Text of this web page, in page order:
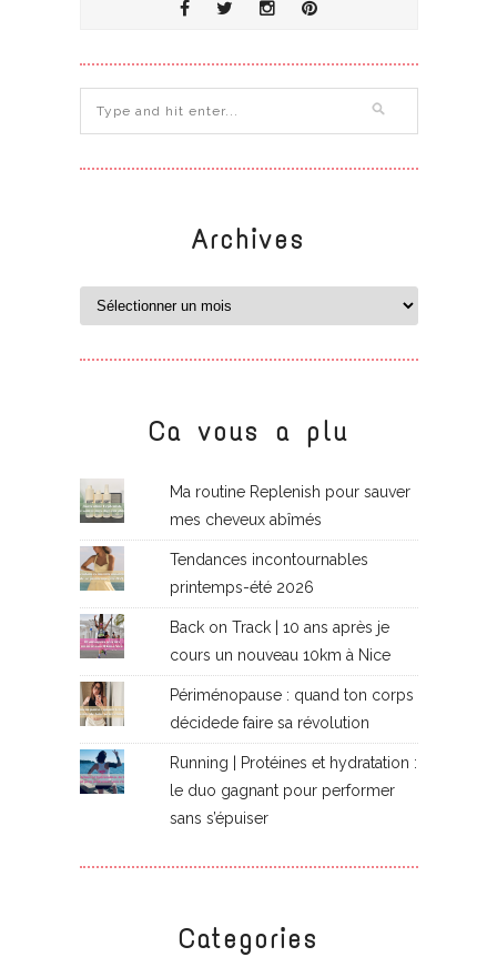
Archives
Ca vous a plu
Ma routine Replenish pour sauver
mes cheveux abîmés
Tendances incontournables
printemps-été 2026
Back on Track | 10 ans après je
cours un nouveau 10km à Nice
Périménopause : quand ton corps
décidede faire sa révolution
Running | Protéines et hydratation :
le duo gagnant pour performer
sans s’épuiser
Categories